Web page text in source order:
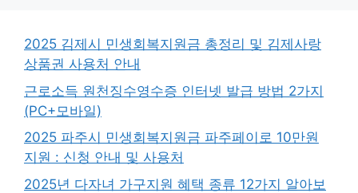
2025 김제시 민생회복지원금 총정리 및 김제사랑
상품권 사용처 안내
근로소득 원천징수영수증 인터넷 발급 방법 2가지
(PC+모바일)
2025 파주시 민생회복지원금 파주페이로 10만원
지원 : 신청 안내 및 사용처
2025년 다자녀 가구지원 혜택 종류 12가지 알아보